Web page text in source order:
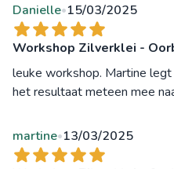
Danielle•15/03/2025
Workshop Zilverklei -
leuke workshop. Martine
het resultaat meteen mee
martine•13/03/2025